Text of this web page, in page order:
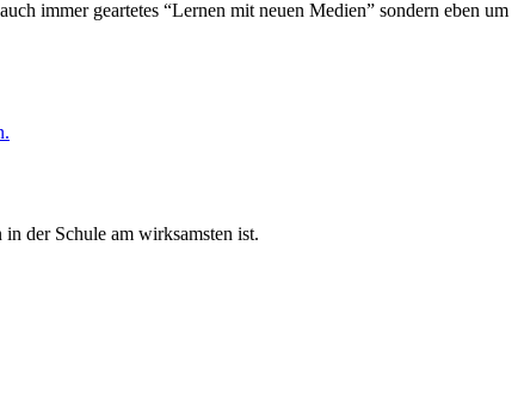
immer geartetes “Lernen mit neuen Medien” sondern eben um
der Schule am wirksamsten ist.